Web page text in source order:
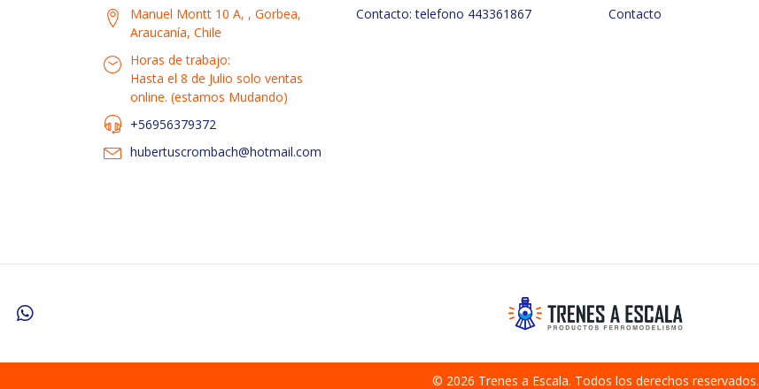
Manuel Montt 10 A, , Gorbea,
Araucanía, Chile
Horas de trabajo:
Hasta el 8 de Julio solo ventas
online. (estamos Mudando)
+56956379372
hubertuscrombach@hotmail.com
Contacto: telefono 443361867 Contacto
© 2026 Trenes a Escala. Todos los derechos reservados.